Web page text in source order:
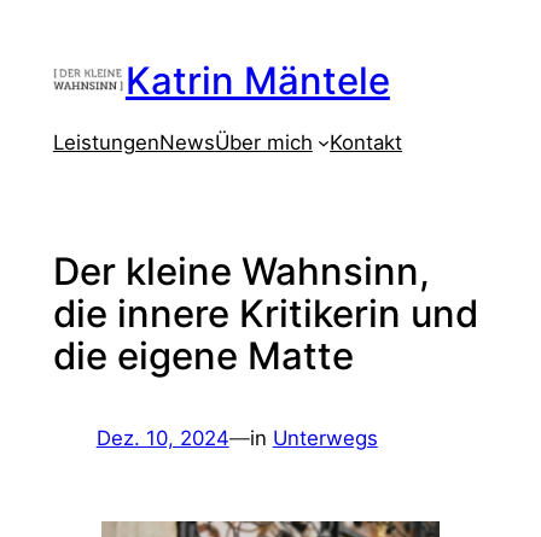
springen
Katrin Mäntele
LeistungenNewsÜber mich Kontakt
Der kleine Wahnsinn,
die innere Kritikerin und
die eigene Matte
Dez. 10, 2024—in Unterwegs